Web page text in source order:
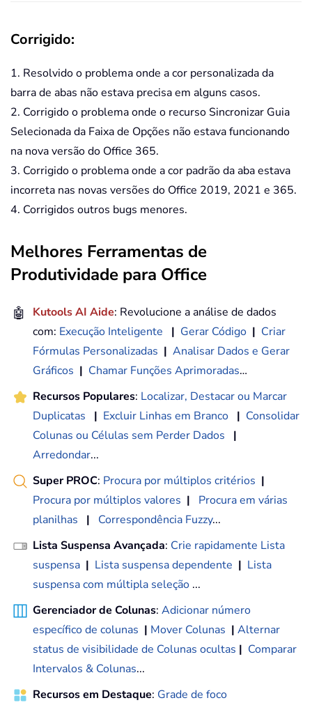
Corrigido:
1. Resolvido o problema onde a cor personalizada da
barra de abas não estava precisa em alguns casos.
2. Corrigido o problema onde o recurso Sincronizar Guia
Selecionada da Faixa de Opções não estava funcionando
na nova versão do Office 365.
3. Corrigido o problema onde a cor padrão da aba estava
incorreta nas novas versões do Office 2019, 2021 e 365.
4. Corrigidos outros bugs menores.
Melhores Ferramentas de
Produtividade para Office
🤖 Kutools AI Aide: Revolucione a análise de dados
com: Execução Inteligente | Gerar Código | Criar
Fórmulas Personalizadas | Analisar Dados e Gerar
Gráficos | Chamar Funções Aprimoradas…
Recursos Populares: Localizar, Destacar ou Marcar
Duplicatas
| Excluir Linhas em Branco | Consolidar
Colunas ou Células sem Perder Dados
|
Arredondar...
Super PROC: Procura por múltiplos critérios |
Procura por múltiplos valores |
Procura em várias
planilhas
| Correspondência Fuzzy...
Lista Suspensa Avançada: Crie rapidamente Lista
suspensa | Lista suspensa dependente | Lista
suspensa com múltipla seleção ...
Gerenciador de Colunas: Adicionar número
específico de colunas | Mover Colunas | Alternar
status de visibilidade de Colunas ocultas | Comparar
Intervalos & Colunas...
Recursos em Destaque: Grade de foco